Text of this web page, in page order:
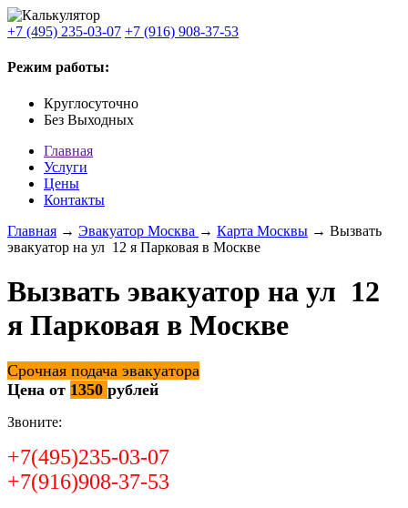
+7 (495) 235-03-07 +7 (916) 908-37-53
Режим работы:
Круглосуточно
Без Выходных
Главная
Услуги
Цены
Контакты
Главная → Эвакуатор Москва → Карта Москвы → Вызвать
эвакуатор на ул 12 я Парковая в Москве
Вызвать эвакуатор на ул 12
я Парковая в Москве
Срочная подача эвакуатора
Цена от 1350 рублей
Звоните:
+7(495)235-03-07
+7(916)908-37-53